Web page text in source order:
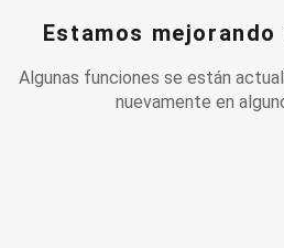
Estamos
Algunas funciones se están
nuevamente en